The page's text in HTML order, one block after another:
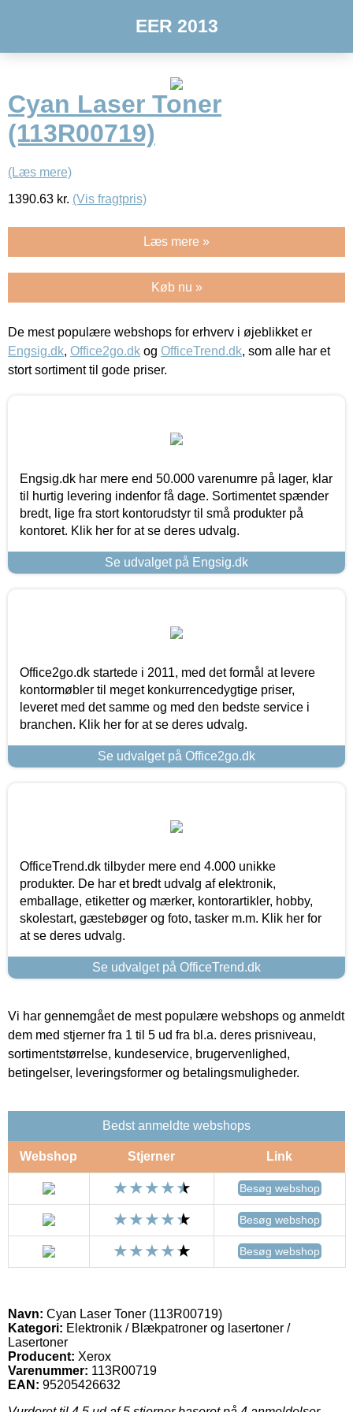
EER 2013
Cyan Laser Toner
(113R00719)
(Læs mere)
1390.63 kr. (Vis fragtpris)
Læs mere »
Køb nu »
De mest populære webshops for erhverv i øjeblikket er
Engsig.dk, Office2go.dk og OfficeTrend.dk, som alle har et
stort sortiment til gode priser.
Engsig.dk har mere end 50.000 varenumre på lager, klar
til hurtig levering indenfor få dage. Sortimentet spænder
bredt, lige fra stort kontorudstyr til små produkter på
kontoret. Klik her for at se deres udvalg.
Se udvalget på Engsig.dk
Office2go.dk startede i 2011, med det formål at levere
kontormøbler til meget konkurrencedygtige priser,
leveret med det samme og med den bedste service i
branchen. Klik her for at se deres udvalg.
Se udvalget på Office2go.dk
OfficeTrend.dk tilbyder mere end 4.000 unikke
produkter. De har et bredt udvalg af elektronik,
emballage, etiketter og mærker, kontorartikler, hobby,
skolestart, gæstebøger og foto, tasker m.m. Klik her for
at se deres udvalg.
Se udvalget på OfficeTrend.dk
Vi har gennemgået de mest populære webshops og anmeldt
dem med stjerner fra 1 til 5 ud fra bl.a. deres prisniveau,
sortimentstørrelse, kundeservice, brugervenlighed,
betingelser, leveringsformer og betalingsmuligheder.
Bedst anmeldte webshops
Webshop Stjerner Link
Besøg webshop
Besøg webshop
Besøg webshop
Navn: Cyan Laser Toner (113R00719)
Kategori: Elektronik / Blækpatroner og lasertoner /
Lasertoner
Producent: Xerox
Varenummer: 113R00719
EAN: 95205426632